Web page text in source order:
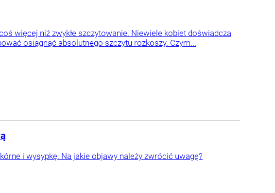
więcej niż zwykłe szczytowanie. Niewiele kobiet doświadcza
osiągnąć absolutnego szczytu rozkoszy. Czym...
i wysypkę. Na jakie objawy należy zwrócić uwagę?